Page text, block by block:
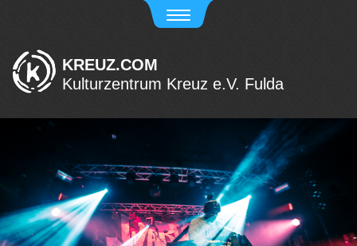
KREUZ.COM
Kulturzentrum Kreuz e.V. Fulda